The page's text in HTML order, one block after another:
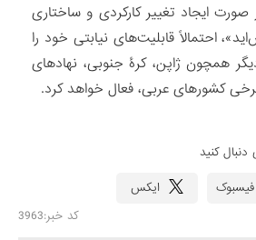
صورت ایجاد تغییر کارکردی و ساختاری
احتمالاً قابلیت‌های نیابتی خود را
همچون ژاپن، کرۀ جنوبی، نهادهای
کشورهای عربی، فعال خواهد کرد.
کنید
فیسبوک
ایکس
کد خبر:3963